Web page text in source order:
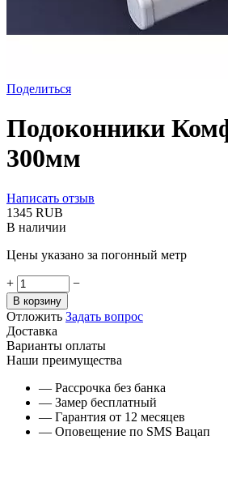
Поделиться
Подоконники
300мм
Написать отзыв
‍1345‍ RUB
В наличии
Цены указано за погонный метр
+ −
В корзину
Отложить Задать вопрос
Доставка
Варианты оплаты
Наши преимущества
— Рассрочка без банка
— Замер бесплатный
— Гарантия от 12 месяцев
— Оповещение по SMS Вацап